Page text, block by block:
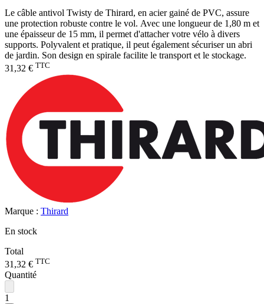
Le câble antivol Twisty de Thirard, en acier gainé de PVC, assure
une protection robuste contre le vol. Avec une longueur de 1,80 m et
une épaisseur de 15 mm, il permet d'attacher votre vélo à divers
supports. Polyvalent et pratique, il peut également sécuriser un abri
de jardin. Son design en spirale facilite le transport et le stockage.
31,32 € TTC
Marque : Thirard
En stock
Total
31,32 € TTC
Quantité
1